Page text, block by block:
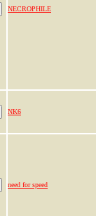
NECROPHILE
NK6
need for speed